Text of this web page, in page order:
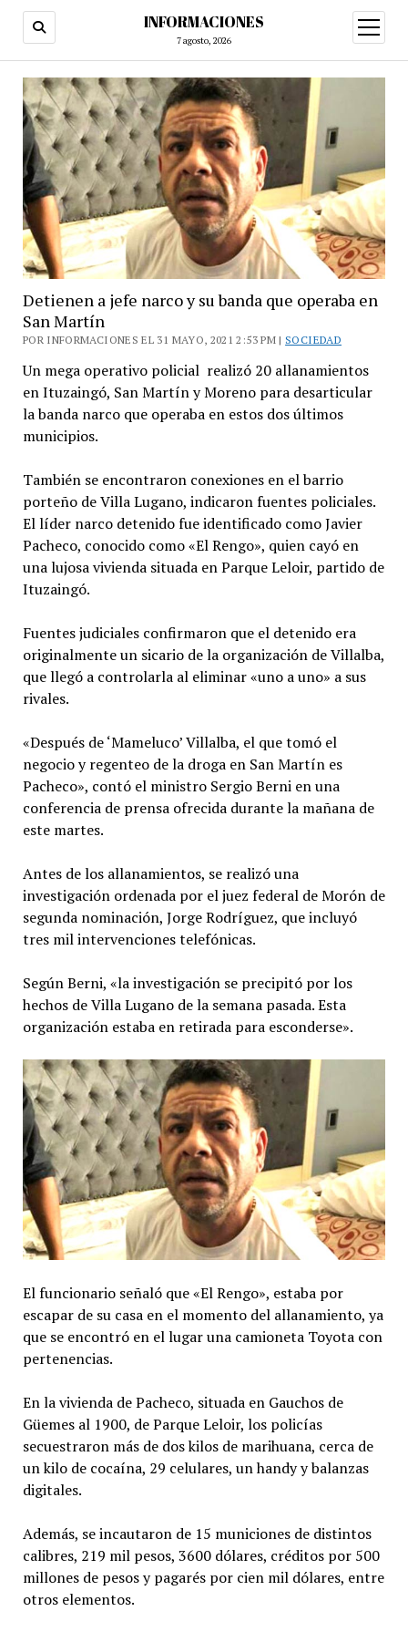
INFORMACIONES
7 agosto, 2026
abrir
menú
Detienen a jefe narco y su banda que operaba en
San Martín
POR INFORMACIONES EL 31 MAYO, 2021 2:53 PM | SOCIEDAD
Un mega operativo policial realizó 20 allanamientos
en Ituzaingó, San Martín y Moreno para desarticular
la banda narco que operaba en estos dos últimos
municipios.
También se encontraron conexiones en el barrio
porteño de Villa Lugano, indicaron fuentes policiales.
El líder narco detenido fue identificado como Javier
Pacheco, conocido como «El Rengo», quien cayó en
una lujosa vivienda situada en Parque Leloir, partido de
Ituzaingó.
Fuentes judiciales confirmaron que el detenido era
originalmente un sicario de la organización de Villalba,
que llegó a controlarla al eliminar «uno a uno» a sus
rivales.
«Después de ‘Mameluco’ Villalba, el que tomó el
negocio y regenteo de la droga en San Martín es
Pacheco», contó el ministro Sergio Berni en una
conferencia de prensa ofrecida durante la mañana de
este martes.
Antes de los allanamientos, se realizó una
investigación ordenada por el juez federal de Morón de
segunda nominación, Jorge Rodríguez, que incluyó
tres mil intervenciones telefónicas.
Según Berni, «la investigación se precipitó por los
hechos de Villa Lugano de la semana pasada. Esta
organización estaba en retirada para esconderse».
El funcionario señaló que «El Rengo», estaba por
escapar de su casa en el momento del allanamiento, ya
que se encontró en el lugar una camioneta Toyota con
pertenencias.
En la vivienda de Pacheco, situada en Gauchos de
Güemes al 1900, de Parque Leloir, los policías
secuestraron más de dos kilos de marihuana, cerca de
un kilo de cocaína, 29 celulares, un handy y balanzas
digitales.
Además, se incautaron de 15 municiones de distintos
calibres, 219 mil pesos, 3600 dólares, créditos por 500
millones de pesos y pagarés por cien mil dólares, entre
otros elementos.